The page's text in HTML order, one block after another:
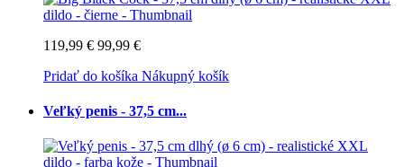
119,99 € 99,99 €
Pridať do košíka Nákupný košík
Veľký penis - 37,5 cm...